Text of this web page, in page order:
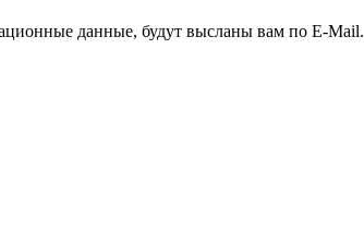
данные, будут высланы вам по E-Mail.